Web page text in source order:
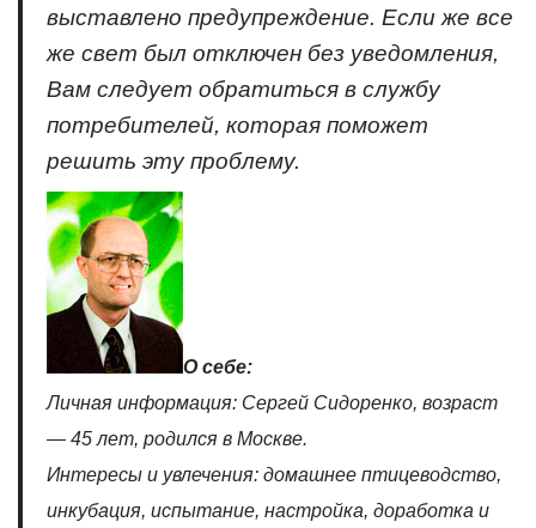
выставлено предупреждение. Если же все
же свет был отключен без уведомления,
Вам следует обратиться в службу
потребителей, которая поможет
решить эту проблему.
О себе:
Личная информация: Сергей Сидоренко, возраст
— 45 лет, родился в Москве.
Интересы и увлечения: домашнее птицеводство,
инкубация, испытание, настройка, доработка и